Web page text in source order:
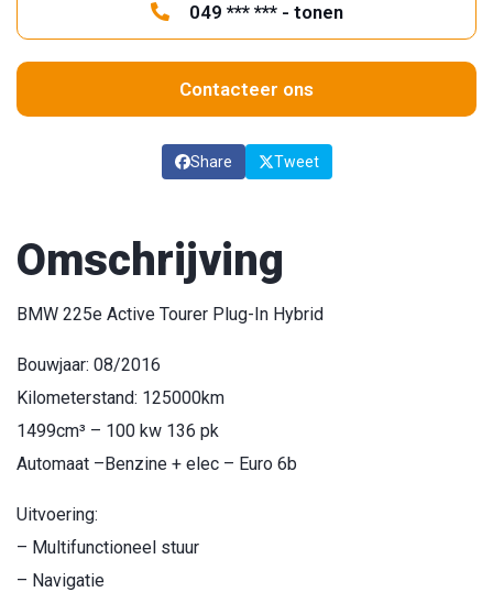
049 *** *** - tonen
Contacteer ons
Share Tweet
Omschrijving
BMW 225e Active Tourer Plug-In Hybrid
Bouwjaar: 08/2016
Kilometerstand: 125000km
1499cm³ – 100 kw 136 pk
Automaat –Benzine + elec – Euro 6b
Uitvoering:
– Multifunctioneel stuur
– Navigatie